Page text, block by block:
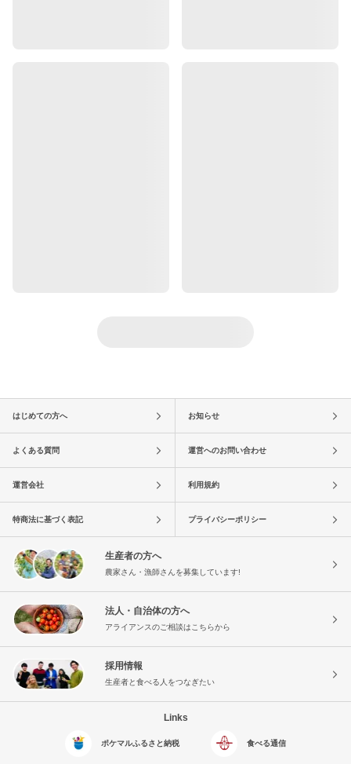
はじめての方へ お知らせ
よくある質問 運営へのお問い合わせ
運営会社 利用規約
特商法に基づく表記 プライバシーポリシー
生産者の方へ
農家さん・漁師さんを募集しています!
法人・自治体の方へ
アライアンスのご相談はこちらから
採用情報
生産者と食べる人をつなぎたい
Links
ポケマルふるさと納税 食べる通信